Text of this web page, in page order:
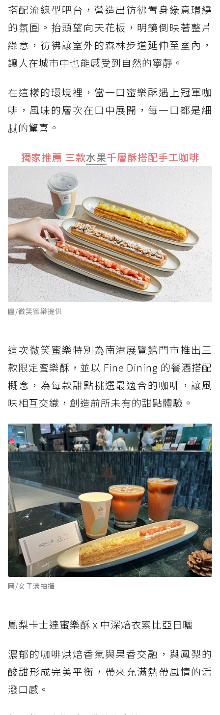
搭配流線型吧台，營造出彷彿置身綠意環繞
的氛圍。抬頭望向天花板，明鏡倒映著整片
綠意，彷彿讓室外的森林步道延伸至室內，
讓人在城市中也能感受到自然的寧靜。
在這樣的環境裡，當一口蜜樂酥遇上冠軍咖
啡，風味的層次在口中展開，每一口都是細
膩的驚喜。
獨家推薦 三款水果千層酥搭配手工咖啡
圖/微笑蜜樂提供
這次微笑蜜樂特別為南港展覽館門市推出三
款限定蜜樂酥，並以 Fine Dining 的餐酒搭配
概念，為每款甜點挑選最適合的咖啡，讓風
味相互交織，創造前所未有的甜點體驗。
圖/女子漾拍攝
鳳梨卡士達蜜樂酥 x 中深焙衣索比亞日曬
濃郁的咖啡烘焙香氣與果香交融，與鳳梨的
酸甜形成完美平衡，帶來充滿熱帶風情的活
潑口感。